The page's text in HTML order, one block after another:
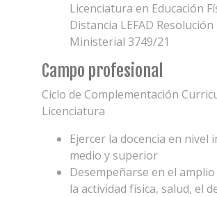
Licenciatura en Educación
Distancia LEFAD Resolución
Ministerial 3749/21
Campo profesional
Ciclo de Complementación
Licenciatura
Ejercer la docencia en nivel
medio y superior
Desempeñarse en el
la actividad física, salud, el